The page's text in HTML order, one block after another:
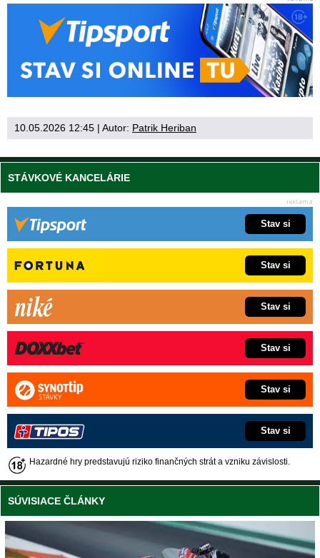
10.05.2026 12:45 | Autor: Patrik Heriban
STÁVKOVÉ KANCELÁRIE
Stav si
Stav si
Stav si
Stav si
Stav si
Stav si
Hazardné hry predstavujú riziko finančných strát a vzniku závislosti.
SÚVISIACE ČLÁNKY